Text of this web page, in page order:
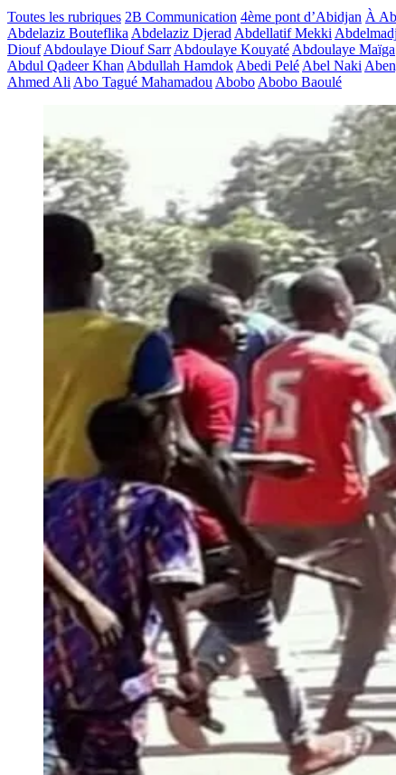
Toutes les rubriques 2B Communication 4ème pont d’Abidjan À
Abdelaziz Bouteflika Abdelaziz Djerad Abdellatif Mekki
Diouf Abdoulaye Diouf Sarr Abdoulaye Kouyaté Abdoulaye Maïga
Abdul Qadeer Khan Abdullah Hamdok Abedi Pelé Abel Naki
Ahmed Ali Abo Tagué Mahamadou Abobo Abobo Baoulé